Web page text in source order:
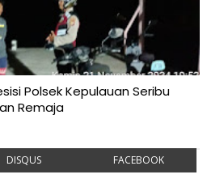
Polsek Kepulauan Seribu
Remaja
DISQUS FACEBOOK